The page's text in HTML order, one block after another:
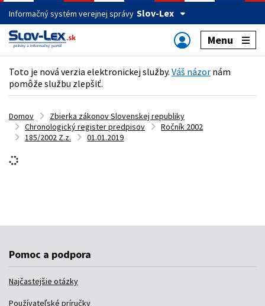
Informačný systém verejnej správy Slov-Lex
Menu
Toto je nová verzia elektronickej služby. Váš názor nám
pomôže službu zlepšiť.
Domov
Zbierka zákonov Slovenskej republiky
Chronologický register predpisov
Ročník 2002
185/2002 Z.z.
01.01.2019
Pomoc a podpora
Najčastejšie otázky
Používateľské príručky